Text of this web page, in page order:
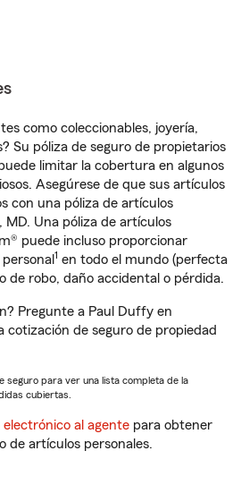
como coleccionables, joyería,
Su póliza de seguro de propietarios
limitar la cobertura en algunos
Asegúrese de que sus artículos
con una póliza de artículos
MD. Una póliza de artículos
puede incluso proporcionar
1 en todo el mundo (perfecta
de robo, daño accidental o pérdida.
Pregunte a Paul Duffy en
cotización de seguro de propiedad
seguro para ver una lista completa de la
cubiertas.
al agente para obtener
de artículos personales.